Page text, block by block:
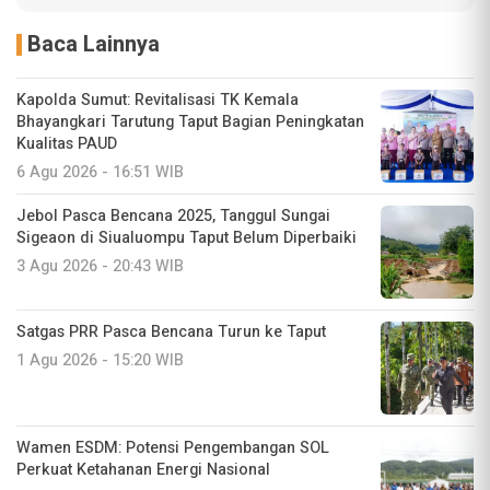
Baca Lainnya
Kapolda Sumut: Revitalisasi TK Kemala
Bhayangkari Tarutung Taput Bagian Peningkatan
Kualitas PAUD
6 Agu 2026 - 16:51 WIB
Jebol Pasca Bencana 2025, Tanggul Sungai
Sigeaon di Siualuompu Taput Belum Diperbaiki
3 Agu 2026 - 20:43 WIB
Satgas PRR Pasca Bencana Turun ke Taput
1 Agu 2026 - 15:20 WIB
Wamen ESDM: Potensi Pengembangan SOL
Perkuat Ketahanan Energi Nasional